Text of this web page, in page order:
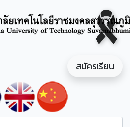
สมัครเรียน